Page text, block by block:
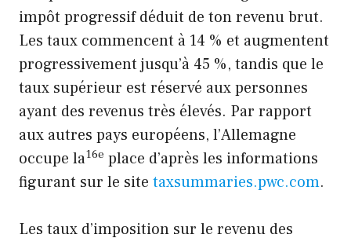
impôt progressif déduit de ton revenu brut.
Les taux commencent à 14 % et augmentent
progressivement jusqu’à 45 %, tandis que le
taux supérieur est réservé aux personnes
ayant des revenus très élevés. Par rapport
aux autres pays européens, l’Allemagne
occupe la16e place d’après les informations
figurant sur le site taxsummaries.pwc.com.
Les taux d’imposition sur le revenu des